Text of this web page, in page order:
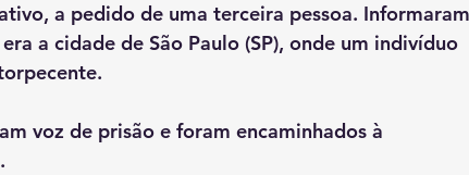
a pedido de uma terceira pessoa. Informaram
a cidade de São Paulo (SP), onde um indivíduo
voz de prisão e foram encaminhados à